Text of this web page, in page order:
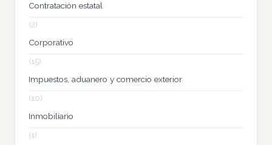
Contratación estatal
(2)
Corporativo
(15)
Impuestos, aduanero y comercio exterior
(10)
Inmobiliario
(1)